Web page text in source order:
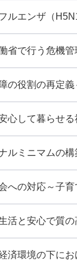
エンザ（
で行う危機管
役割の再定義
して暮らせる
ミニマムの構
の対応～子育
と安心で質の
環境の下にお